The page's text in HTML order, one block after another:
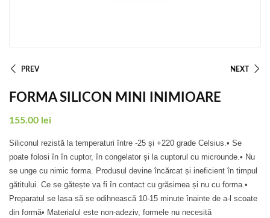
PREV NEXT
FORMA SILICON MINI INIMIOARE
155.00 lei
Siliconul rezistă la temperaturi între -25 și +220 grade Celsius.• Se
poate folosi în în cuptor, în congelator și la cuptorul cu microunde.• Nu
se unge cu nimic forma. Produsul devine încărcat și ineficient în timpul
gătitului. Ce se gătește va fi în contact cu grăsimea și nu cu forma.•
Preparatul se lasa să se odihnească 10-15 minute înainte de a-l scoate
din formă• Materialul este non-adeziv, formele nu necesită